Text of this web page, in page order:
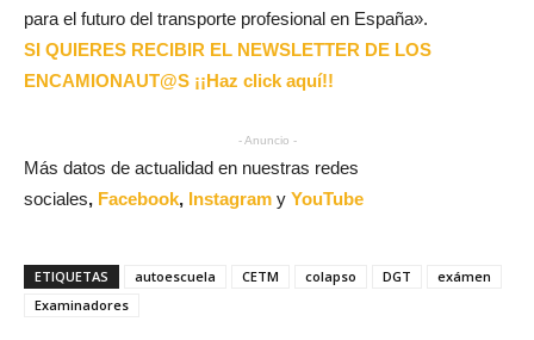
para el futuro del transporte profesional en España».
SI QUIERES RECIBIR EL NEWSLETTER DE LOS
ENCAMIONAUT@S ¡¡Haz click aquí!!
- Anuncio -
Más datos de actualidad en nuestras redes
sociales, Facebook, Instagram y YouTube
ETIQUETAS autoescuela CETM colapso DGT
exámen
Examinadores